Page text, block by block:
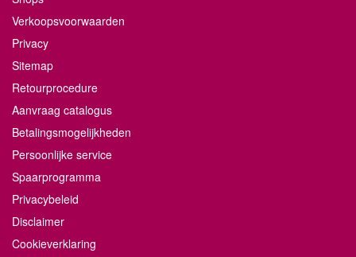
Verkoopsvoorwaarden
Privacy
Sitemap
Retourprocedure
Aanvraag catalogus
Betalingsmogelijkheden
Persoonlijke service
Spaarprogramma
Privacybeleid
Disclaimer
Cookieverklaring